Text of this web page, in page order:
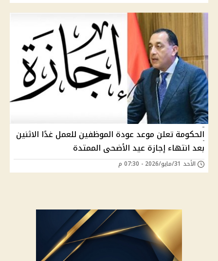
الحكومة تعلن موعد عودة الموظفين للعمل غدًا الاثنين
بعد انتهاء إجازة عيد الأضحى الممتدة
الأحد 31/مايو/2026 - 07:30 م